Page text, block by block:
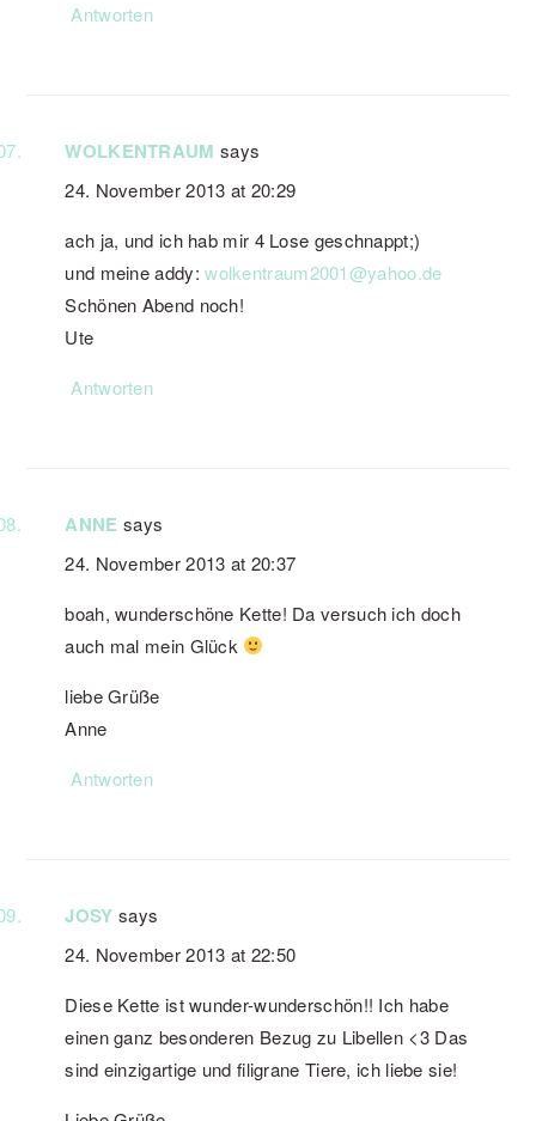
Antworten
WOLKENTRAUM says
24. November 2013 at 20:29
ach ja, und ich hab mir 4 Lose geschnappt;)
und meine addy:wolkentraum2001@yahoo.de
Schönen Abend noch!
Ute
Antworten
ANNE says
24. November 2013 at 20:37
boah, wunderschöne Kette! Da versuch ich doch
auch mal mein Glück
liebe Grüße
Anne
Antworten
JOSY says
24. November 2013 at 22:50
Diese Kette ist wunder-wunderschön!! Ich habe
einen ganz besonderen Bezug zu Libellen <3 Das
sind einzigartige und filigrane Tiere, ich liebe sie!